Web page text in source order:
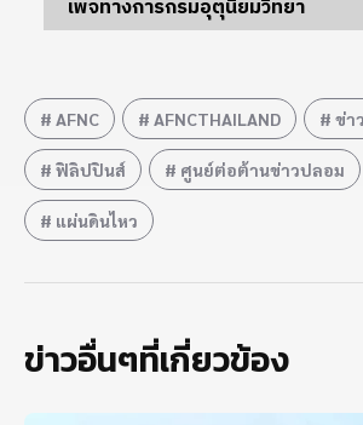
เพจทางการกรมอุตุนิยมวิทยา
AFNC AFNCTHAILAND ข่า
ฟิลิปปินส์ ศูนย์ต่อต้านข่าวปลอม
แผ่นดินไหว
ข่าวอื่นๆที่เกี่ยวข้อง